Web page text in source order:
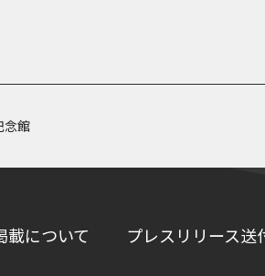
念館
載について プレスリリース送